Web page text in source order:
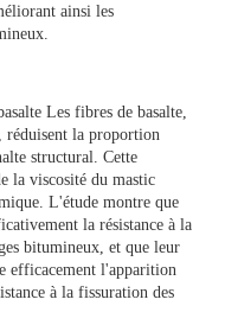
ainsi les
Les fibres de basalte,
réduisent la proportion
structural. Cette
la viscosité du mastic
L'étude montre que
la résistance à la
bitumineux, et que leur
efficacement l'apparition
à la fissuration des